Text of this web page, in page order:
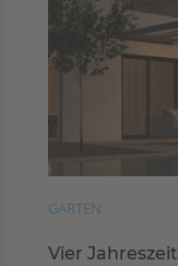
GARTEN
Vier